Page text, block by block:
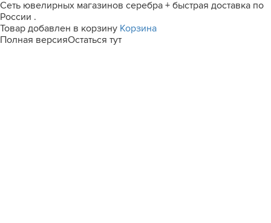
Сеть ювелирных магазинов серебра + быстрая доставка по
России .
Товар добавлен в корзину Корзина
Полная версияОстаться тут